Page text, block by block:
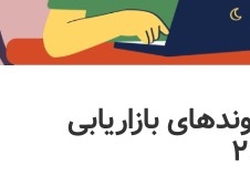
بازاریابی